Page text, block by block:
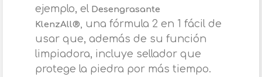
ejemplo, el Desengrasante
KlenzAll®, una fórmula 2 en 1 fácil de
usar que, además de su función
limpiadora, incluye sellador que
protege la piedra por más tiempo.